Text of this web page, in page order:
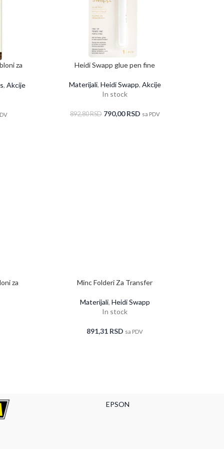
za
, Akcije
Heidi Swapp glue pen fine
Materijali, Heidi Swapp, Akcije
In stock
892,80RSD 790,00RSD sa PDV
za Minc Folderi Za Transfer
Materijali, Heidi Swapp
In stock
891,31 RSD sa PDV
EPSON